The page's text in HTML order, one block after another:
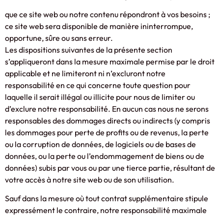
que ce site web ou notre contenu répondront à vos besoins ;
ce site web sera disponible de manière ininterrompue,
opportune, sûre ou sans erreur.
Les dispositions suivantes de la présente section
s’appliqueront dans la mesure maximale permise par le droit
applicable et ne limiteront ni n’excluront notre
responsabilité en ce qui concerne toute question pour
laquelle il serait illégal ou illicite pour nous de limiter ou
d’exclure notre responsabilité. En aucun cas nous ne serons
responsables des dommages directs ou indirects (y compris
les dommages pour perte de profits ou de revenus, la perte
ou la corruption de données, de logiciels ou de bases de
données, ou la perte ou l’endommagement de biens ou de
données) subis par vous ou par une tierce partie, résultant de
votre accès à notre site web ou de son utilisation.
Sauf dans la mesure où tout contrat supplémentaire stipule
expressément le contraire, notre responsabilité maximale